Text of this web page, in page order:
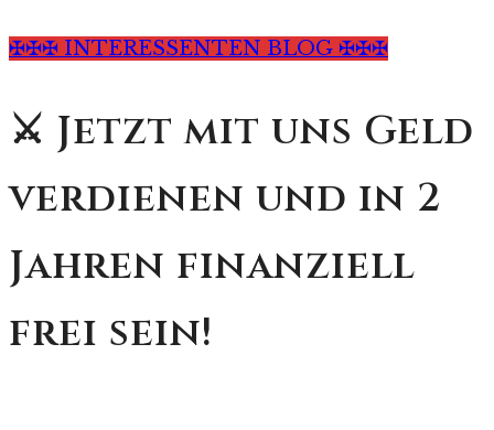
✠✠✠ INTERESSENTEN BLOG ✠✠✠
⚔️ Jetzt mit uns Geld
verdienen und in 2
Jahren finanziell
frei sein!